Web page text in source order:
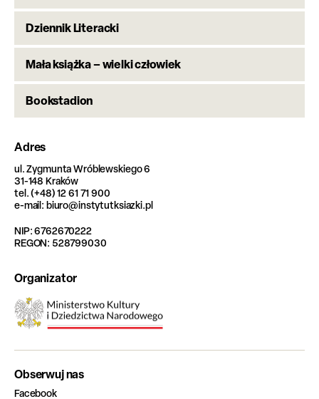
Dziennik Literacki
Mała książka – wielki człowiek
Bookstadion
Adres
ul. Zygmunta Wróblewskiego 6
31-148 Kraków
tel. (+48) 12 61 71 900
e-mail: biuro@instytutksiazki.pl
NIP: 6762670222
REGON: 528799030
Organizator
Obserwuj nas
Facebook